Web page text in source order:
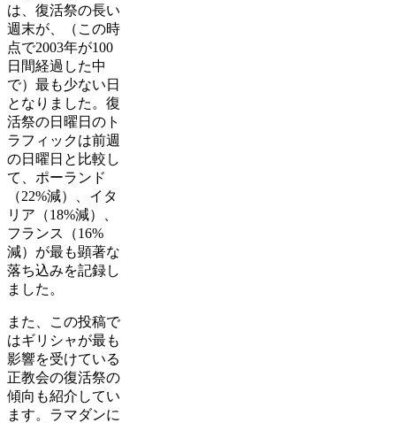
は、復活祭の長い
週末が、（この時
点で2003年が100
日間経過した中
で）最も少ない日
となりました。復
活祭の日曜日のト
ラフィックは前週
の日曜日と比較し
て、ポーランド
（22%減）、イタ
リア（18%減）、
フランス（16%
減）が最も顕著な
落ち込みを記録し
ました。
また、この投稿で
はギリシャが最も
影響を受けている
正教会の復活祭の
傾向も紹介してい
ます。ラマダンに